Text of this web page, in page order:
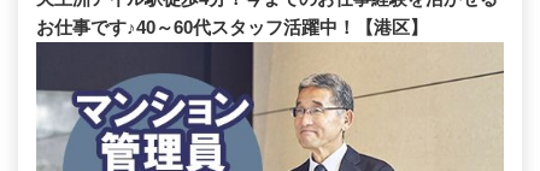
お仕事です♪40～60代スタッフ活躍中！【港区】